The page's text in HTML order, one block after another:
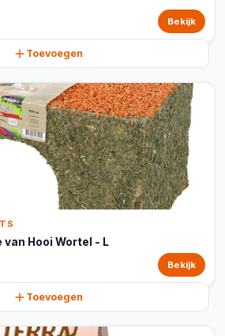
Bekijk
Toevoegen
van Hooi Wortel - L
Bekijk
Toevoegen